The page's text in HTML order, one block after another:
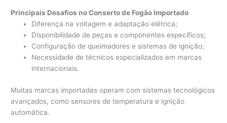
Principais Desafios no Conserto de Fogão Importado
Diferença na voltagem e adaptação elétrica;
Disponibilidade de peças e componentes específicos;
Configuração de queimadores e sistemas de ignição;
Necessidade de técnicos especializados em marcas
internacionais.
Muitas marcas importadas operam com sistemas tecnológicos
avançados, como sensores de temperatura e ignição
automática.